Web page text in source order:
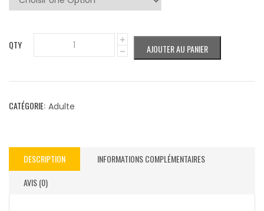
QTY AJOUTER AU PANIER
CATÉGORIE: Adulte
DESCRIPTION
INFORMATIONS COMPLÉMENTAIRES
AVIS (0)